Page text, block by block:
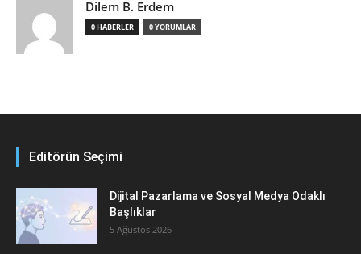
Dilem B. Erdem
0 HABERLER 0 YORUMLAR
Editörün Seçimi
Dijital Pazarlama ve Sosyal Medya Odaklı
Başlıklar
5 Ağustos 2026